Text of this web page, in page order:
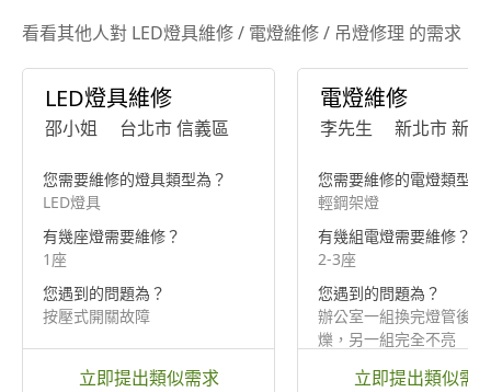
看看其他人對 LED燈具維修 / 電燈維修 / 吊燈修理 的需求
LED燈具維修
邵小姐 台北市 信義區
您需要維修的燈具類型為？
LED燈具
有幾座燈需要維修？
1座
您遇到的問題為？
按壓式開關故障
立即提出類似需求
電燈維修
李先生 新北市 新莊
您需要維修的電燈類型為
輕鋼架燈
有幾組電燈需要維修？
2-3座
您遇到的問題為？
辦公室一組換完燈管後持
爍，另一組完全不亮
立即提出類似需